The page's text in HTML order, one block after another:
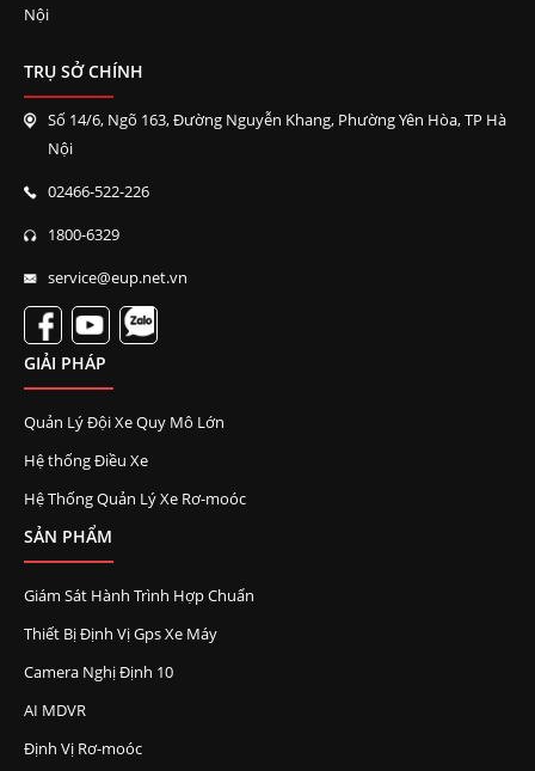
Nội
TRỤ SỞ CHÍNH
Số 14/6, Ngõ 163, Đường Nguyễn Khang, Phường Yên Hòa, TP Hà
Nội
02466-522-226
1800-6329
service@eup.net.vn
GIẢI PHÁP
Quản Lý Đội Xe Quy Mô Lớn
Hệ thống Điều Xe
Hệ Thống Quản Lý Xe Rơ-moóc
SẢN PHẨM
Giám Sát Hành Trình Hợp Chuẩn
Thiết Bị Định Vị Gps Xe Máy
Camera Nghị Định 10
AI MDVR
Định Vị Rơ-moóc